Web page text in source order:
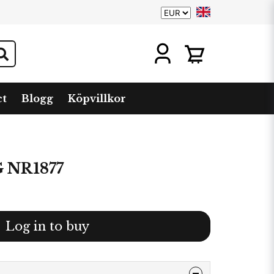
Blogg Köpvillkor
Log in to buy